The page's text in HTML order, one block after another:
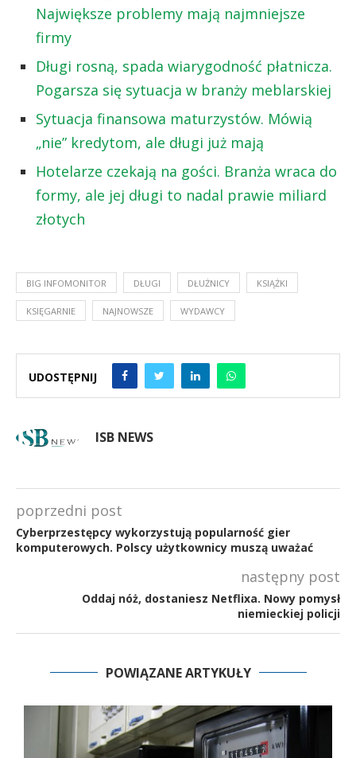
Największe problemy mają najmniejsze
firmy
Długi rosną, spada wiarygodność płatnicza.
Pogarsza się sytuacja w branży meblarskiej
Sytuacja finansowa maturzystów. Mówią
„nie” kredytom, ale długi już mają
Hotelarze czekają na gości. Branża wraca do
formy, ale jej długi to nadal prawie miliard
złotych
BIG INFOMONITOR DŁUGI DŁUŻNICY KSIĄŻKI
KSIĘGARNIE NAJNOWSZE WYDAWCY
UDOSTĘPNIJ
ISB NEWS
poprzedni post
Cyberprzestępcy wykorzystują popularność gier
komputerowych. Polscy użytkownicy muszą uważać
następny post
Oddaj nóż, dostaniesz Netflixa. Nowy pomysł
niemieckiej policji
POWIĄZANE ARTYKUŁY